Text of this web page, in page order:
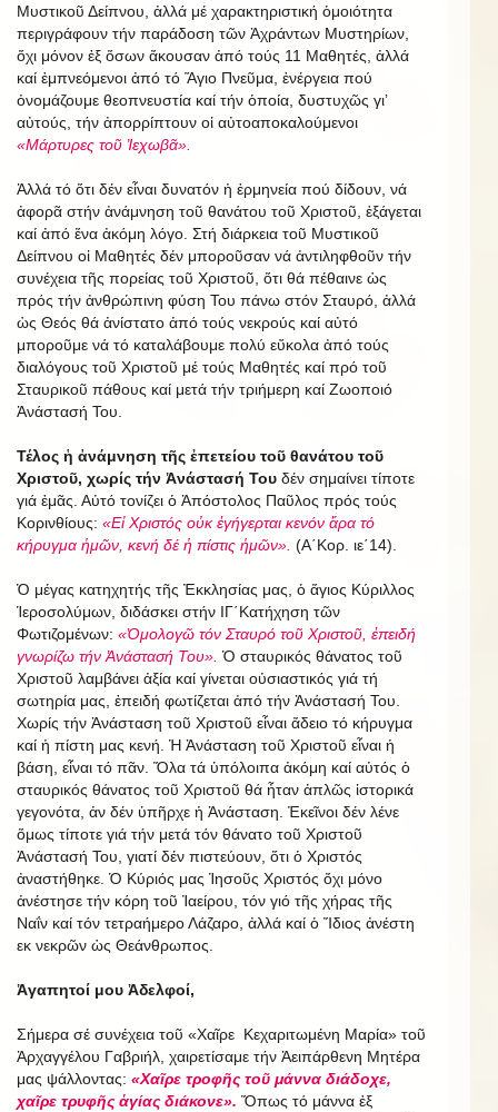
Μυστικοῦ Δείπνου, ἀλλά μέ χαρακτηριστική ὁμοιότητα
περιγράφουν τήν παράδοση τῶν Ἀχράντων Μυστηρίων,
ὄχι μόνον ἐξ ὅσων ἄκουσαν ἀπό τούς 11 Μαθητές, ἀλλά
καί ἐμπνεόμενοι ἀπό τό Ἅγιο Πνεῦμα, ἐνέργεια πού
ὀνομάζουμε θεοπνευστία καί τήν ὁποία, δυστυχῶς γι’
αὐτούς, τήν ἀπορρίπτουν οἱ αὐτοαποκαλούμενοι
«Μάρτυρες τοῦ Ἰεχωβᾶ».
Ἀλλά τό ὅτι δέν εἶναι δυνατόν ἡ ἑρμηνεία πού δίδουν, νά
ἀφορᾶ στήν ἀνάμνηση τοῦ θανάτου τοῦ Χριστοῦ, ἐξάγεται
καί ἀπό ἕνα ἀκόμη λόγο. Στή διάρκεια τοῦ Μυστικοῦ
Δείπνου οἱ Μαθητές δέν μποροῦσαν νά ἀντιληφθοῦν τήν
συνέχεια τῆς πορείας τοῦ Χριστοῦ, ὅτι θά πέθαινε ὡς
πρός τήν ἀνθρώπινη φύση Του πάνω στόν Σταυρό, ἀλλά
ὡς Θεός θά ἀνίστατο ἀπό τούς νεκρούς καί αὐτό
μποροῦμε νά τό καταλάβουμε πολύ εὔκολα ἀπό τούς
διαλόγους τοῦ Χριστοῦ μέ τούς Μαθητές καί πρό τοῦ
Σταυρικοῦ πάθους καί μετά τήν τριήμερη καί Ζωοποιό
Ἀνάστασή Του.
Τέλος ἡ ἀνάμνηση τῆς ἐπετείου τοῦ θανάτου τοῦ
Χριστοῦ, χωρίς τήν Ἀνάστασή Του δέν σημαίνει τίποτε
γιά ἐμᾶς. Αὐτό τονίζει ὁ Ἀπόστολος Παῦλος πρός τούς
Κορινθίους: «Εἰ Χριστός οὐκ ἐγήγερται κενόν ἄρα τό
κήρυγμα ἡμῶν, κενή δέ ἡ πίστις ἡμῶν». (Α΄Κορ. ιε΄14).
Ὁ μέγας κατηχητής τῆς Ἐκκλησίας μας, ὁ ἅγιος Κύριλλος
Ἱεροσολύμων, διδάσκει στήν ΙΓ΄Κατήχηση τῶν
Φωτιζομένων: «Ὁμολογῶ τόν Σταυρό τοῦ Χριστοῦ, ἐπειδή
γνωρίζω τήν Ἀνάστασή Του». Ὁ σταυρικός θάνατος τοῦ
Χριστοῦ λαμβάνει ἀξία καί γίνεται οὐσιαστικός γιά τή
σωτηρία μας, ἐπειδή φωτίζεται ἀπό τήν Ἀνάστασή Του.
Χωρίς τήν Ἀνάσταση τοῦ Χριστοῦ εἶναι ἄδειο τό κήρυγμα
καί ἡ πίστη μας κενή. Ἡ Ἀνάσταση τοῦ Χριστοῦ εἶναι ἡ
βάση, εἶναι τό πᾶν. Ὅλα τά ὑπόλοιπα ἀκόμη καί αὐτός ὁ
σταυρικός θάνατος τοῦ Χριστοῦ θά ἦταν ἁπλῶς ἱστορικά
γεγονότα, ἀν δέν ὑπῆρχε ἡ Ἀνάσταση. Ἐκεῖνοι δέν λένε
ὅμως τίποτε γιά τήν μετά τόν θάνατο τοῦ Χριστοῦ
Ἀνάστασή Του, γιατί δέν πιστεύουν, ὅτι ὁ Χριστός
ἀναστήθηκε. Ὁ Κύριός μας Ἰησοῦς Χριστός ὄχι μόνο
ἀνέστησε τήν κόρη τοῦ Ἰαείρου, τόν γιό τῆς χήρας τῆς
Ναΐν καί τόν τετραήμερο Λάζαρο, ἀλλά καί ὁ Ἴδιος ἀνέστη
εκ νεκρῶν ὡς Θεάνθρωπος.
Ἀγαπητοί μου Ἀδελφοί,
Σήμερα σέ συνέχεια τοῦ «Χαῖρε Κεχαριτωμένη Μαρία» τοῦ
Ἀρχαγγέλου Γαβριήλ, χαιρετίσαμε τήν Ἀειπάρθενη Μητέρα
μας ψάλλοντας: «Χαῖρε τροφῆς τοῦ μάννα διάδοχε,
χαῖρε τρυφῆς ἁγίας διάκονε». Ὅπως τό μάννα ἐξ